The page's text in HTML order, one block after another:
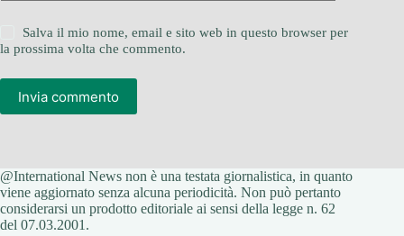
Salva il mio nome, email e sito web in questo browser per
la prossima volta che commento.
Invia commento
@International News non è una testata giornalistica, in quanto
viene aggiornato senza alcuna periodicità. Non può pertanto
considerarsi un prodotto editoriale ai sensi della legge n. 62
del 07.03.2001.